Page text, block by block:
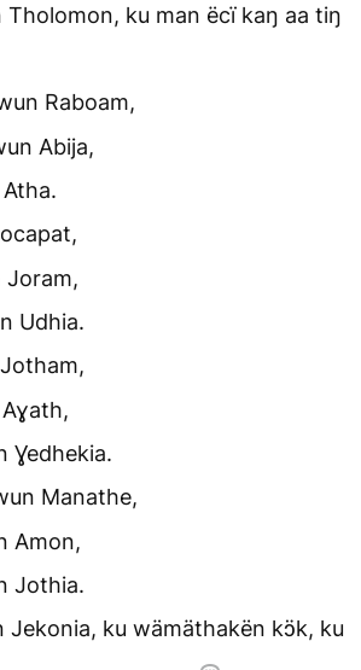
Tholomon, ku man ëcï kaŋ aa tiŋ
Raboam,
Abija,
Joram,
Udhia.
Ɣedhekia.
Manathe,
Amon,
Jothia.
Jekonia, ku wämäthakën kɔ̈k, ku